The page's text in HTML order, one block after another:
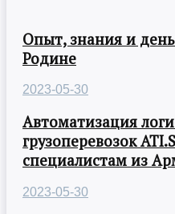
Опыт, знания и
Родине
2023-05-30
Автоматизация
грузоперевозок
специалистам из
2023-05-30